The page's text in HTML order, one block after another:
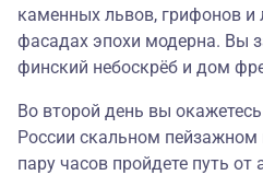
каменных львов, грифонов
фасадах эпохи модерна. Вы
финский небоскрёб и дом
Во второй день вы
России скальном пейзажном
пару часов пройдете путь